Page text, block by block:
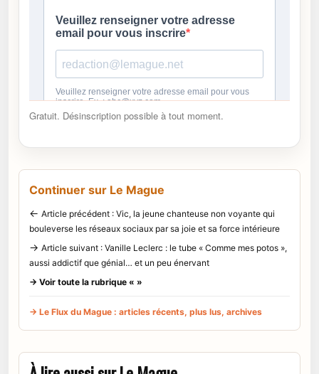
Gratuit. Désinscription possible à tout moment.
Continuer sur Le Mague
← Article précédent : Vic, la jeune chanteuse non voyante qui
bouleverse les réseaux sociaux par sa joie et sa force intérieure
→ Article suivant : Vanille Leclerc : le tube « Comme mes potos »,
aussi addictif que génial… et un peu énervant
→ Voir toute la rubrique « »
→ Le Flux du Mague : articles récents, plus lus, archives